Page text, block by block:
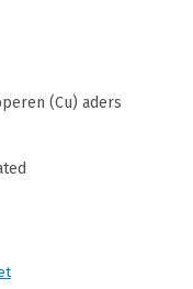
(Cu) aders